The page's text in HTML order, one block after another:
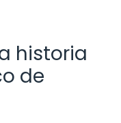
historia
de